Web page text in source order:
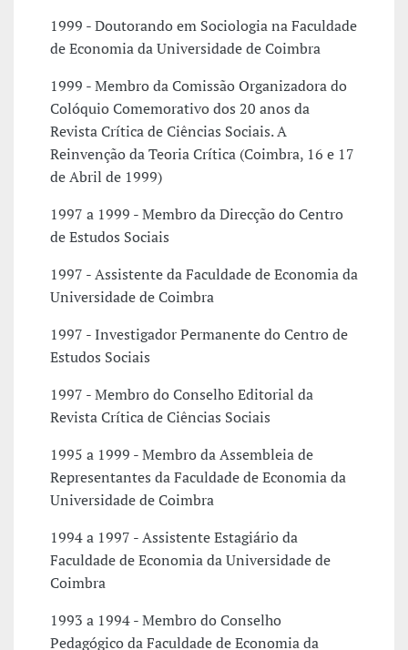
1999 - Doutorando em Sociologia na Faculdade
de Economia da Universidade de Coimbra
1999 - Membro da Comissão Organizadora do
Colóquio Comemorativo dos 20 anos da
Revista Crítica de Ciências Sociais. A
Reinvenção da Teoria Crítica (Coimbra, 16 e 17
de Abril de 1999)
1997 a 1999 - Membro da Direcção do Centro
de Estudos Sociais
1997 - Assistente da Faculdade de Economia da
Universidade de Coimbra
1997 - Investigador Permanente do Centro de
Estudos Sociais
1997 - Membro do Conselho Editorial da
Revista Crítica de Ciências Sociais
1995 a 1999 - Membro da Assembleia de
Representantes da Faculdade de Economia da
Universidade de Coimbra
1994 a 1997 - Assistente Estagiário da
Faculdade de Economia da Universidade de
Coimbra
1993 a 1994 - Membro do Conselho
Pedagógico da Faculdade de Economia da